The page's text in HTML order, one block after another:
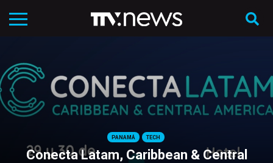
PANAMÁ TECH
Conecta Latam, Caribbean & Central